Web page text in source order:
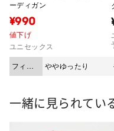
ーディガン
¥990
値下げ
ユニセックス
フィッ
ト
ややゆったり
一緒に見られてい